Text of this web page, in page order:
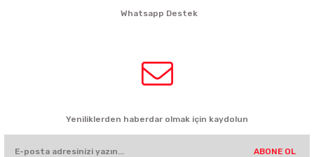
Whatsapp Destek
Yeniliklerden haberdar olmak için kaydolun
ABONE OL